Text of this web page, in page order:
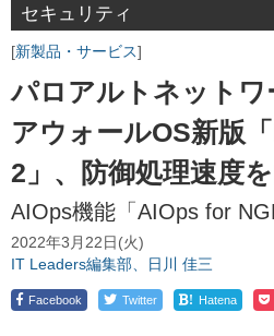
セキュリティ
新製品・サービス
パロアルトネットワ
アウォールOS新版
2」、防御処理速度
AIOps機能「AIOps for
2022年3月22日(火)
IT Leaders編集部、日川 佳三
Facebook Twitter ! Hatena